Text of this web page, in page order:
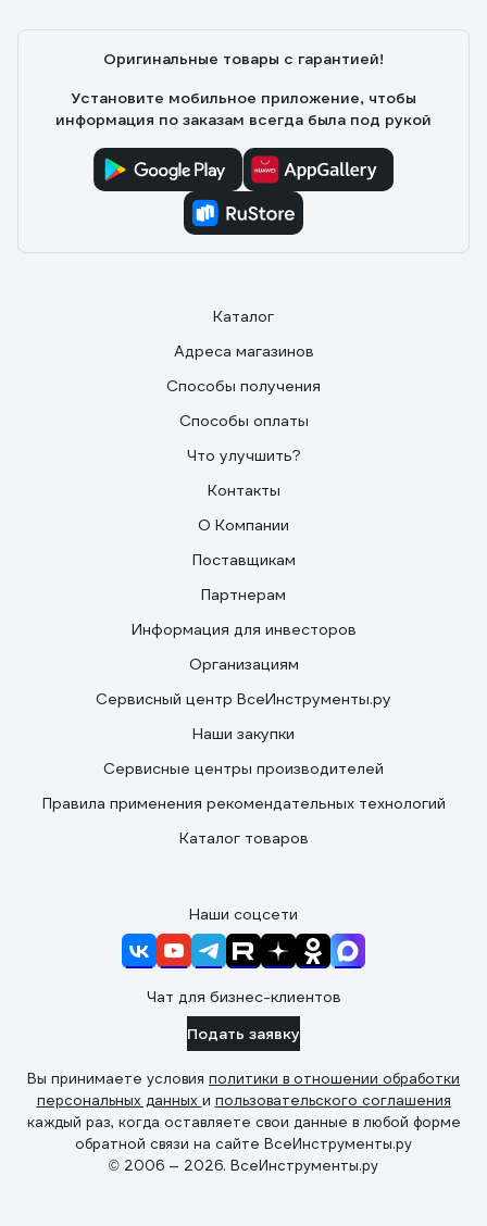
Оригинальные товары с гарантией!
Установите мобильное приложение, чтобы
информация по заказам всегда была под рукой
Каталог
Адреса магазинов
Способы получения
Способы оплаты
Что улучшить?
Контакты
О Компании
Поставщикам
Партнерам
Информация для инвесторов
Организациям
Сервисный центр ВсеИнструменты.ру
Наши закупки
Сервисные центры производителей
Правила применения рекомендательных технологий
Каталог товаров
Наши соцсети
Чат для бизнес-клиентов
Подать заявку
Вы принимаете условия политики в отношении обработки
персональных данных и пользовательского соглашения
каждый раз, когда оставляете свои данные в любой форме
обратной связи на сайте ВсеИнструменты.ру
© 2006 — 2026. ВсеИнструменты.ру